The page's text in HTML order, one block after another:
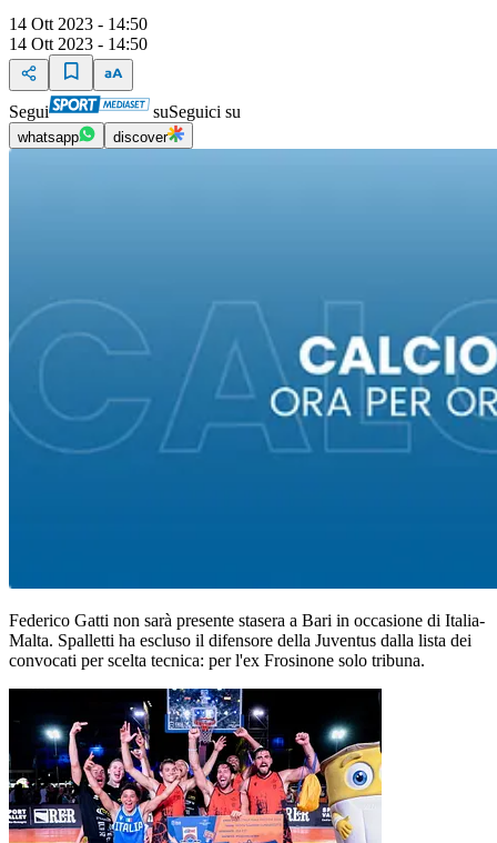
14 Ott 2023 - 14:50
14 Ott 2023 - 14:50
Segui suSeguici su
whatsapp discover
Federico Gatti non sarà presente stasera a Bari in occasione di Italia-
Malta. Spalletti ha escluso il difensore della Juventus dalla lista dei
convocati per scelta tecnica: per l'ex Frosinone solo tribuna.